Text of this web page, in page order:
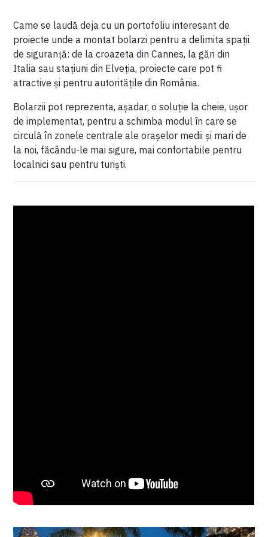
Came se laudă deja cu un portofoliu interesant de
proiecte unde a montat bolarzi pentru a delimita spații
de siguranță: de la croazeta din Cannes, la gări din
Italia sau stațiuni din Elveția, proiecte care pot fi
atractive și pentru autoritățile din România.
Bolarzii pot reprezenta, așadar, o soluție la cheie, ușor
de implementat, pentru a schimba modul în care se
circulă în zonele centrale ale orașelor medii și mari de
la noi, făcându-le mai sigure, mai confortabile pentru
localnici sau pentru turiști.